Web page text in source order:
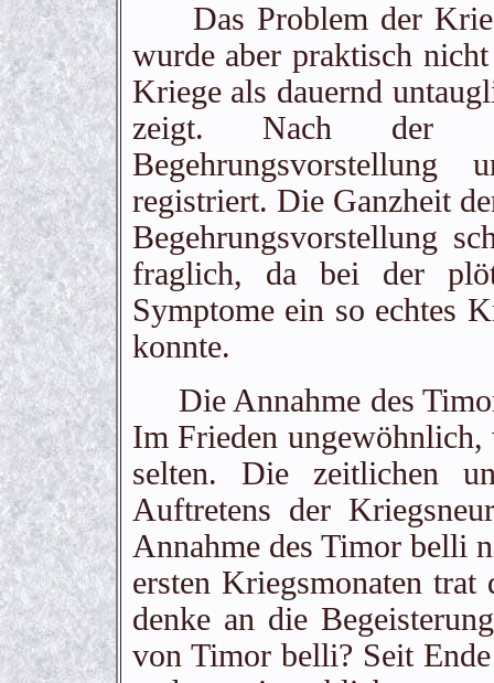
Das Problem der
wurde aber praktisch
Kriege als dauernd
zeigt. Nach der
registriert. Die Ganzheit
Begehrungsvorstellung
fraglich, da bei der
Symptome ein so echtes
konnte.
Die Annahme des
Im Frieden
selten. Die zeitlichen
Auftretens der
Annahme des Timor belli
ersten Kriegsmonaten
denke an die
von Timor belli? Seit